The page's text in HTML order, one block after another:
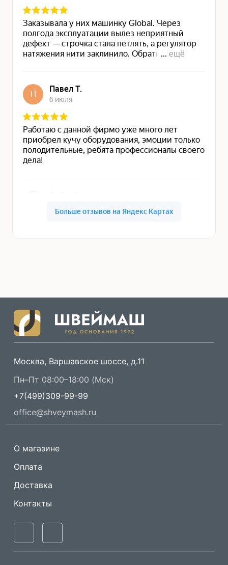
Москва, Варшавское шоссе, д.11
Пн–Пт 08:00–18:00 (Мск)
+7(499)309-99-99
office@shveymash.ru
О магазине
Оплата
Доставка
Контакты